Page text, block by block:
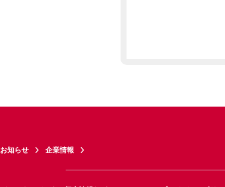
お知らせ 企業情報